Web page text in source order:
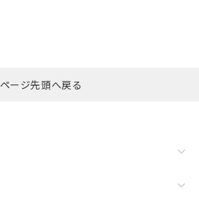
ページ先頭へ戻る